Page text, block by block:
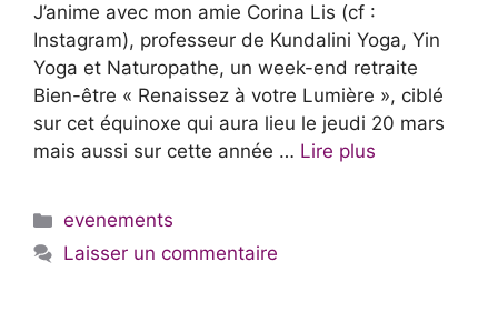
J’anime avec mon amie Corina Lis (cf :
Instagram), professeur de Kundalini Yoga, Yin
Yoga et Naturopathe, un week-end retraite
Bien-être « Renaissez à votre Lumière », ciblé
sur cet équinoxe qui aura lieu le jeudi 20 mars
mais aussi sur cette année … Lire plus
Catégories
evenements
Laisser un commentaire